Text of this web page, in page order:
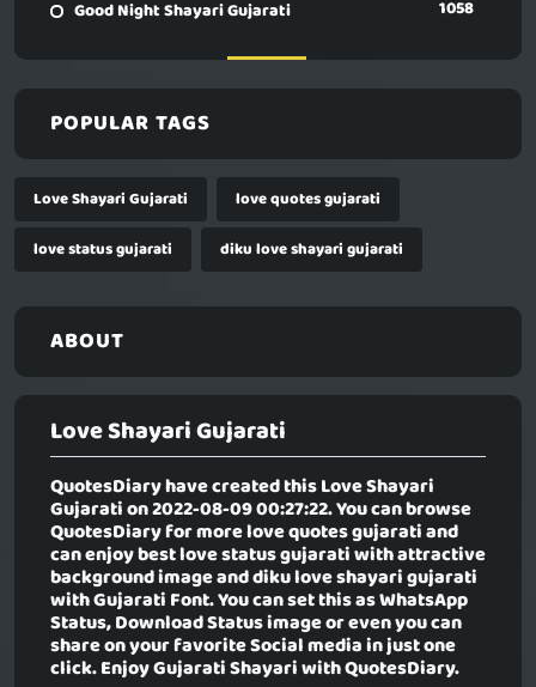
Good Night Shayari Gujarati 1058
POPULAR TAGS
Love Shayari Gujarati
love quotes gujarati
love status gujarati
diku love shayari gujarati
ABOUT
Love Shayari Gujarati
QuotesDiary have created thisLove Shayari
Gujaration 2022-08-09 00:27:22. You can browse
QuotesDiary for more love quotes gujarati and
can enjoy best love status gujarati with attractive
background image and diku love shayari gujarati
with Gujarati Font. You can set this as WhatsApp
Status, Download Status image or even you can
share on your favorite Social media in just one
click. Enjoy Gujarati Shayari with QuotesDiary.